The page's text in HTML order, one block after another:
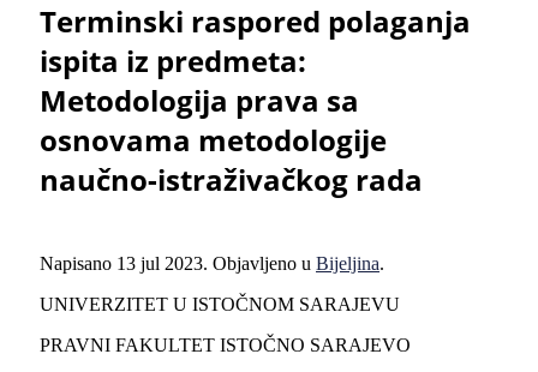
Terminski raspored polaganja
ispita iz predmeta:
Metodologija prava sa
osnovama metodologije
naučno-istraživačkog rada
Napisano 13 jul 2023. Objavljeno u Bijeljina.
UNIVERZITET U ISTOČNOM SARAJEVU
PRAVNI FAKULTET ISTOČNO SARAJEVO